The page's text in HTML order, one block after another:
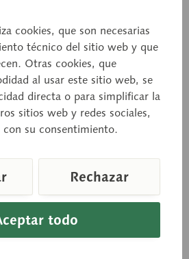
de SOMSO-PLAST®.
tiempo de entrega aprox. 1-3 días
Cesta de consulta
cookies, que son necesarias
técnico del sitio web y que
Otras cookies, que
al usar este sitio web, se
directa o para simplificar la
sitios web y redes sociales,
su consentimiento.
todo
Rechazar